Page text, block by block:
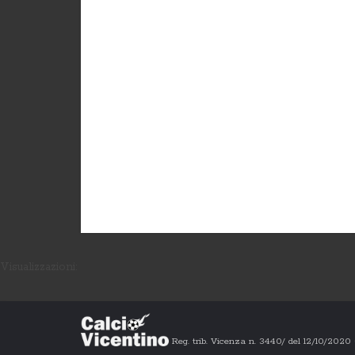
Reg. trib. Vicenza n. 3440/ del 12/10/2020